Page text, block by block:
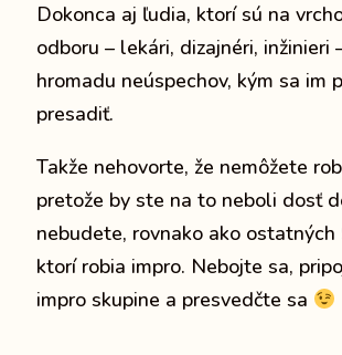
Dokonca aj ľudia, ktorí sú na
odboru – lekári, dizajnéri, inžinieri
hromadu neúspechov, kým sa im
presadiť.
Takže nehovorte, že nemôžete
pretože by ste na to neboli dosť
nebudete, rovnako ako
ktorí robia impro. Nebojte sa,
impro skupine a presvedčte sa